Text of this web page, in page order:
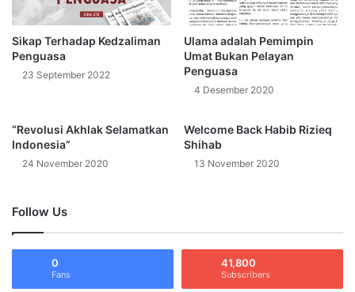
a
i
P
g
a
k
"
B
s
a
O
r
Sikap Terhadap Kedzaliman
Penguasa
23 September 2022
Ulama adalah Pemimpin
Umat Bukan Pelayan
Penguasa
4 Desember 2020
“Revolusi Akhlak Selamatkan
Indonesia”
24 November 2020
Welcome Back Habib Rizieq
Shihab
13 November 2020
Follow Us
0
Fans
41,800
Subscribers